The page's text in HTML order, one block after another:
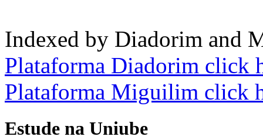
Indexed by Diadorim and
Plataforma Diadorim click
Plataforma Miguilim click
Estude na Uniube